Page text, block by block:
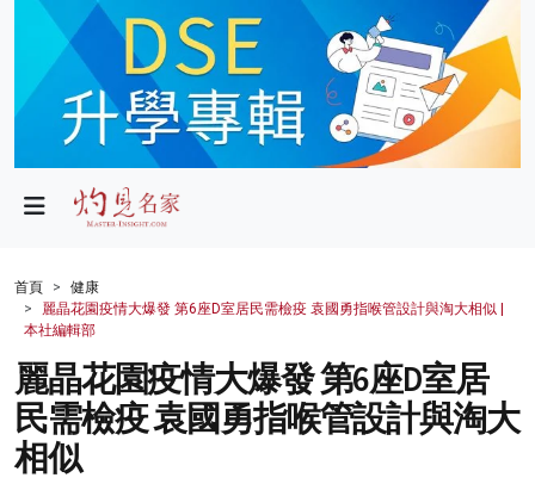
政局
財經
生活
健康
商業
科技
首頁
健康
麗晶花園疫情大爆發 第6座D室居民需檢疫 袁國勇指喉管設計與淘大相似 |
本社編輯部
麗晶花園疫情大爆發 第6座D室居
民需檢疫 袁國勇指喉管設計與淘大
相似